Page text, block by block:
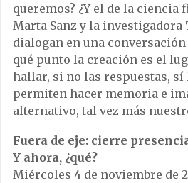
queremos? ¿Y el de la
Marta Sanz y la investigadora
dialogan en una
qué punto la creación es el
hallar, si no las respuestas, sí
permiten hacer memoria e
alternativo, tal vez más
Fuera de eje: cierre
Y ahora, ¿qué?
Miércoles 4 de noviembre de